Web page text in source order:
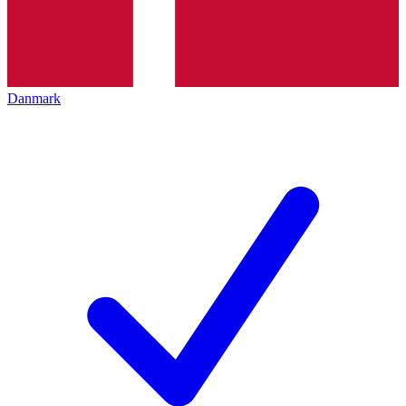
Danmark